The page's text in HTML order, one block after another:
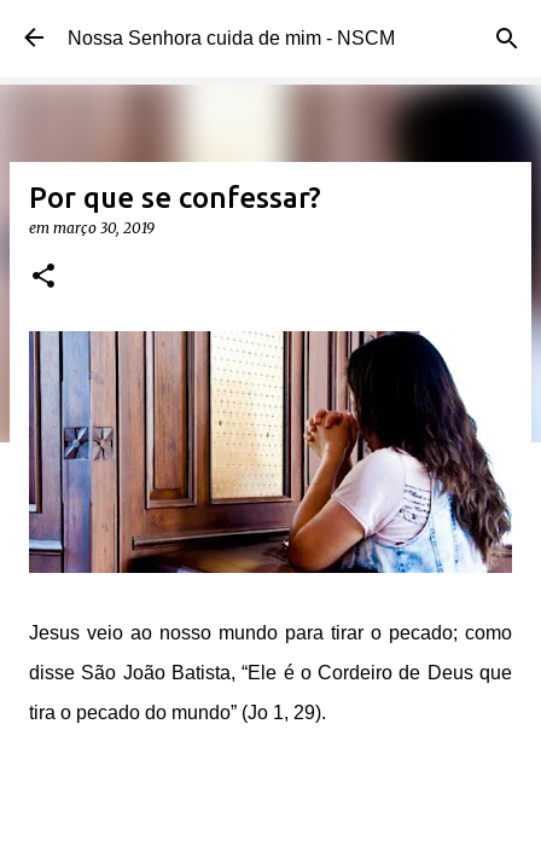
Pular para o conteúdo principal
Nossa Senhora cuida de mim - NSCM
Por que se confessar?
em março 30, 2019
Jesus veio ao nosso mundo para tirar o pecado; como
disse São João Batista, “Ele é o Cordeiro de Deus que
tira o pecado do mundo” (Jo 1, 29).